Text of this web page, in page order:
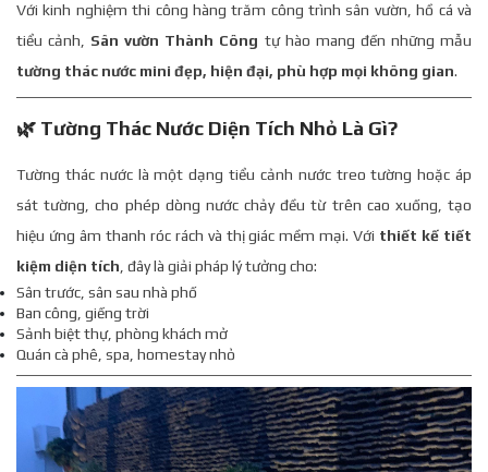
Với kinh nghiệm thi công hàng trăm công trình sân vườn, hồ cá và
tiểu cảnh, Sân vườn Thành Công tự hào mang đến những mẫu
tường thác nước mini đẹp, hiện đại, phù hợp mọi không gian.
🌿 Tường Thác Nước Diện Tích Nhỏ Là Gì?
Tường thác nước là một dạng tiểu cảnh nước treo tường hoặc áp
sát tường, cho phép dòng nước chảy đều từ trên cao xuống, tạo
hiệu ứng âm thanh róc rách và thị giác mềm mại. Với thiết kế tiết
kiệm diện tích, đây là giải pháp lý tưởng cho:
Sân trước, sân sau nhà phố
Ban công, giếng trời
Sảnh biệt thự, phòng khách mở
Quán cà phê, spa, homestay nhỏ